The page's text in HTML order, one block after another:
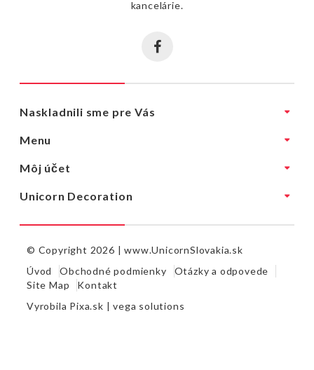
kancelárie.
Naskladnili sme pre Vás
Menu
Môj účet
Unicorn Decoration
© Copyright 2026 |www.UnicornSlovakia.sk
Úvod
Obchodné podmienky
Otázky a odpovede
Site Map
Kontakt
Vyrobila Pixa.sk |vega solutions